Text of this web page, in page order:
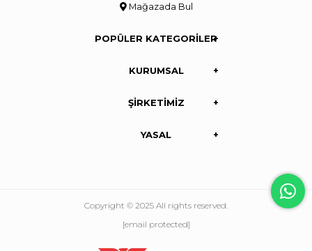
Mağazada Bul
POPÜLER KATEGORİLER
KURUMSAL
ŞİRKETİMİZ
YASAL
Copyright © 2025 All rights reserved.
[email protected]